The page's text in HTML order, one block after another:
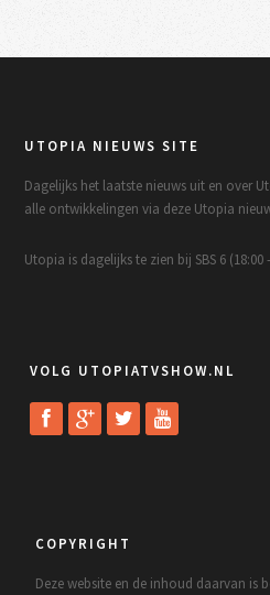
UTOPIA NIEUWS SITE
Dagelijks het laatste nieuws uit en over
alle ontwikkelingen via deze Utopia
Utopia is dagelijks te zien bij SBS 6 (18:00
VOLG UTOPIATVSHOW.NL
COPYRIGHT
Deze website en de inhoud daarvan is